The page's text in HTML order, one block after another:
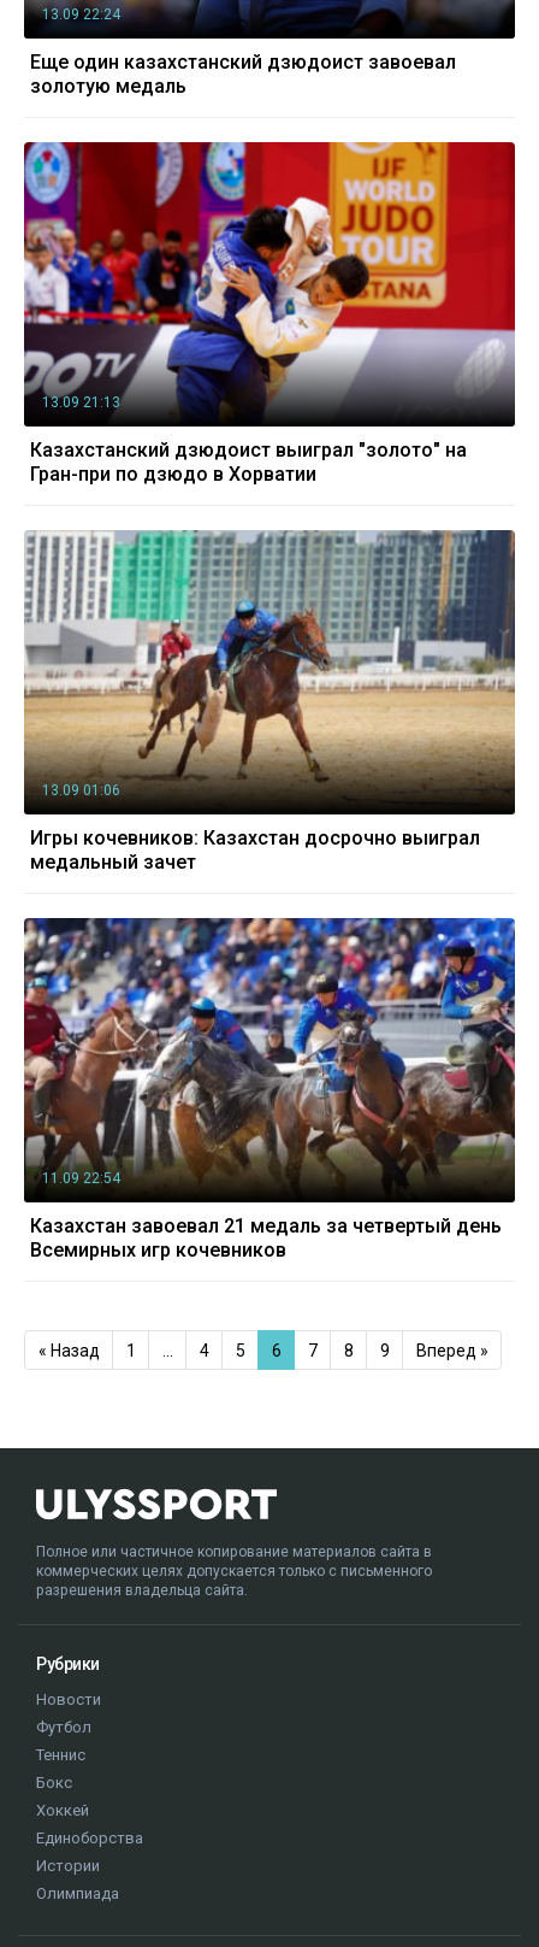
13.09 22:24
Еще один казахстанский дзюдоист завоевал
золотую медаль
13.09 21:13
Казахстанский дзюдоист выиграл "золото" на
Гран-при по дзюдо в Хорватии
13.09 01:06
Игры кочевников: Казахстан досрочно выиграл
медальный зачет
11.09 22:54
Казахстан завоевал 21 медаль за четвертый день
Всемирных игр кочевников
« Назад 1 4 5 6 7 8 9 Вперед »
Полное или частичное копирование материалов сайта в
коммерческих целях допускается только с письменного
разрешения владельца сайта.
Рубрики
Новости
Футбол
Теннис
Бокс
Хоккей
Единоборства
Истории
Олимпиада